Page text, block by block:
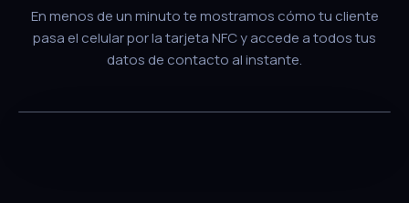
En menos de un minuto te mostramos cómo tu cliente
pasa el celular por la tarjeta NFC y accede a todos tus
datos de contacto al instante.